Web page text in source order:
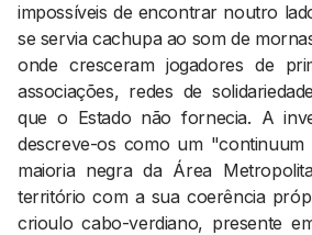
impossíveis de encontrar noutro
se servia cachupa ao som de
onde cresceram jogadores de
associações, redes de
que o Estado não fornecia. A
descreve-os como um "continuum
maioria negra da Área
território com a sua coerência
crioulo cabo-verdiano, presente